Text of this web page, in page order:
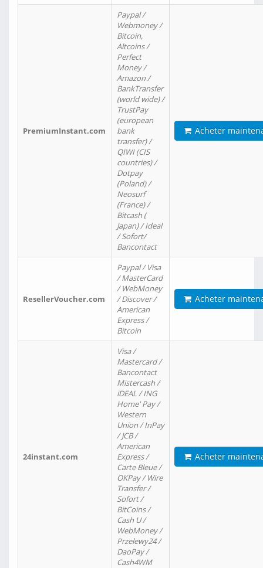
PremiumInstant.com
Paypal /
Webmoney /
Bitcoin,
Altcoins /
Perfect
Money /
Amazon /
BankTransfer
(world wide) /
TrustPay
(european
bank
transfer) /
QIWI (CIS
countries) /
Dotpay
(Poland) /
Neosurf
(France) /
Bitcash (
Japan) / Ideal
/ Sofort/
Bancontact
Acheter
ResellerVoucher.com
Paypal / Visa
/ MasterCard
/ WebMoney
/ Discover /
American
Express /
Bitcoin
Acheter
24instant.com
Visa /
Mastercard /
Bancontact
Mistercash /
iDEAL / ING
Home' Pay /
Western
Union / InPay
/ JCB /
American
Express /
Carte Bleue /
OKPay / Wire
Transfer /
Sofort /
BitCoins /
Cash U /
WebMoney /
Przelewy24 /
DaoPay /
Cash4WM
Acheter